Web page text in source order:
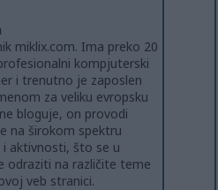
miklix.com. Ima preko 20
kompjuterski
i trenutno je zaposlen
za veliku evropsku
bloguje, on provodi
na širokom spektru
aktivnosti, što se u
odraziti na različite teme
veb stranici.